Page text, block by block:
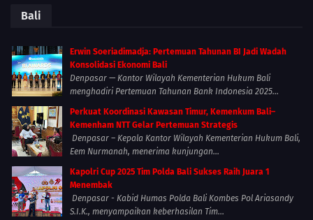
Bali
Erwin Soeriadimadja: Pertemuan Tahunan BI Jadi Wadah
Konsolidasi Ekonomi Bali
Denpasar — Kantor Wilayah Kementerian Hukum Bali
menghadiri Pertemuan Tahunan Bank Indonesia 2025...
Perkuat Koordinasi Kawasan Timur, Kemenkum Bali–
Kemenham NTT Gelar Pertemuan Strategis
Denpasar – Kepala Kantor Wilayah Kementerian Hukum Bali,
Eem Nurmanah, menerima kunjungan...
Kapolri Cup 2025 Tim Polda Bali Sukses Raih Juara 1
Menembak
Denpasar - Kabid Humas Polda Bali Kombes Pol Ariasandy
S.I.K., menyampaikan keberhasilan Tim...